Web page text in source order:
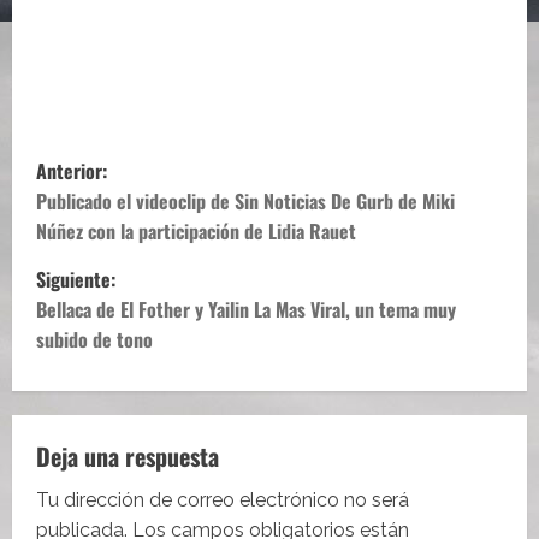
N
a
v
e
g
a
c
i
Anterior:
Publicado el videoclip de Sin Noticias De Gurb de Miki
Núñez con la participación de Lidia Rauet
Siguiente:
Bellaca de El Fother y Yailin La Mas Viral, un tema muy
subido de tono
Deja una respuesta
Tu dirección de correo electrónico no será
publicada. Los campos obligatorios están